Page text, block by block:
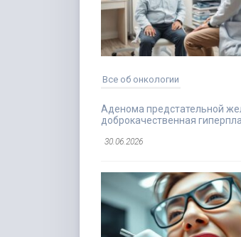
Все об онкологии
Аденома предстательной
доброкачественная
30.06.2026